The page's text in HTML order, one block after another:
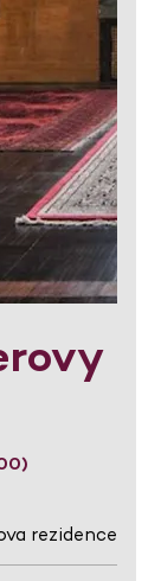
rezidence